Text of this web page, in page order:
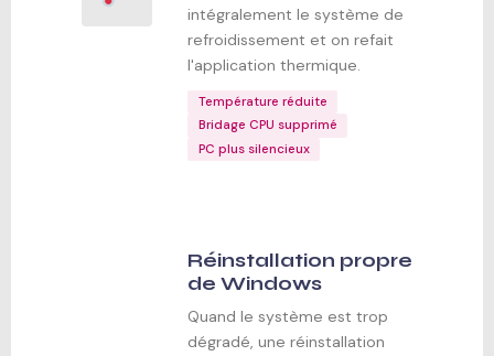
intégralement le système de
refroidissement et on refait
l'application thermique.
Température réduite
Bridage CPU supprimé
PC plus silencieux
Réinstallation propre
de Windows
Quand le système est trop
dégradé, une réinstallation